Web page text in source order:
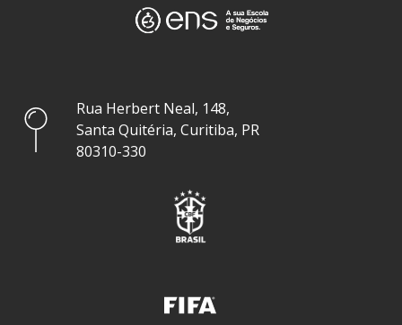
Rua Herbert Neal, 148,
Santa Quitéria, Curitiba, PR
80310-330